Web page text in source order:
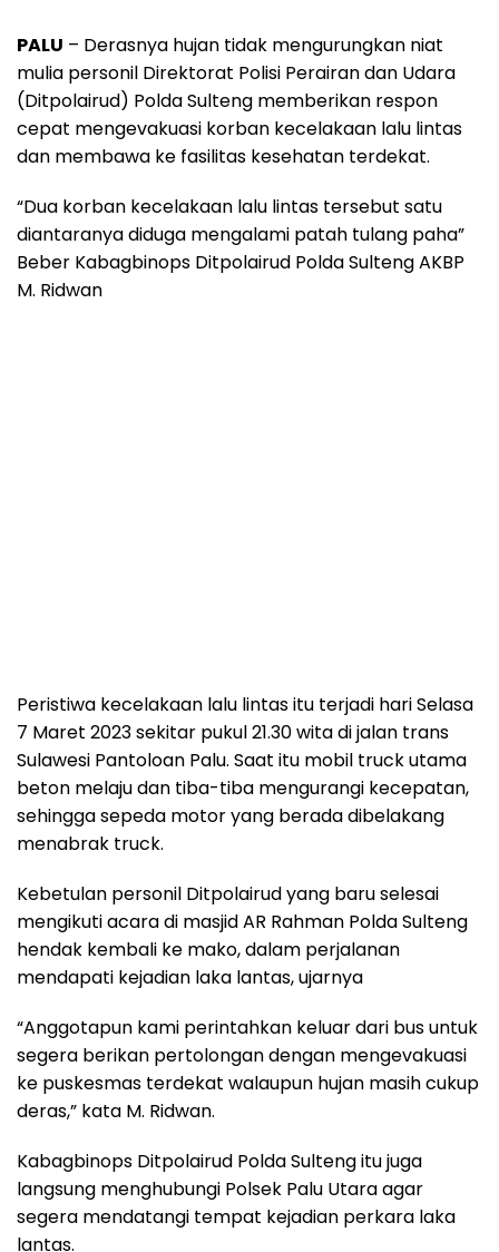
PALU – Derasnya hujan tidak mengurungkan niat
mulia personil Direktorat Polisi Perairan dan Udara
(Ditpolairud) Polda Sulteng memberikan respon
cepat mengevakuasi korban kecelakaan lalu lintas
dan membawa ke fasilitas kesehatan terdekat.
“Dua korban kecelakaan lalu lintas tersebut satu
diantaranya diduga mengalami patah tulang paha”
Beber Kabagbinops Ditpolairud Polda Sulteng AKBP
M. Ridwan
Peristiwa kecelakaan lalu lintas itu terjadi hari Selasa
7 Maret 2023 sekitar pukul 21.30 wita di jalan trans
Sulawesi Pantoloan Palu. Saat itu mobil truck utama
beton melaju dan tiba-tiba mengurangi kecepatan,
sehingga sepeda motor yang berada dibelakang
menabrak truck.
Kebetulan personil Ditpolairud yang baru selesai
mengikuti acara di masjid AR Rahman Polda Sulteng
hendak kembali ke mako, dalam perjalanan
mendapati kejadian laka lantas, ujarnya
“Anggotapun kami perintahkan keluar dari bus untuk
segera berikan pertolongan dengan mengevakuasi
ke puskesmas terdekat walaupun hujan masih cukup
deras,” kata M. Ridwan.
Kabagbinops Ditpolairud Polda Sulteng itu juga
langsung menghubungi Polsek Palu Utara agar
segera mendatangi tempat kejadian perkara laka
lantas.